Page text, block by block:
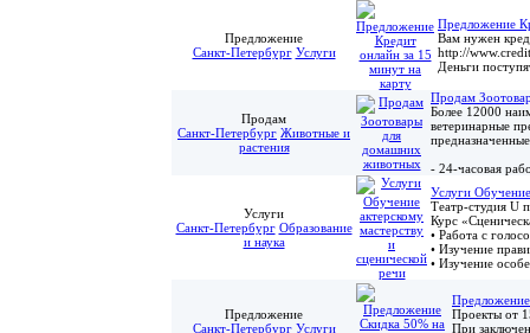
Предложение
Санкт-Петербург Услуги
Предложение
Вам нужен
http://
Деньги
Продам
Санкт-Петербург Животные и
растения
Продам
Более 12000
ветеринарные
- 24-часовая
Услуги
Санкт-Петербург Образование
и наука
Услуги
Театр-студия U
Курс
• Работа с
• Изучение
• Изучение
Предложение
Санкт-Петербург Услуги
Проекты от
При